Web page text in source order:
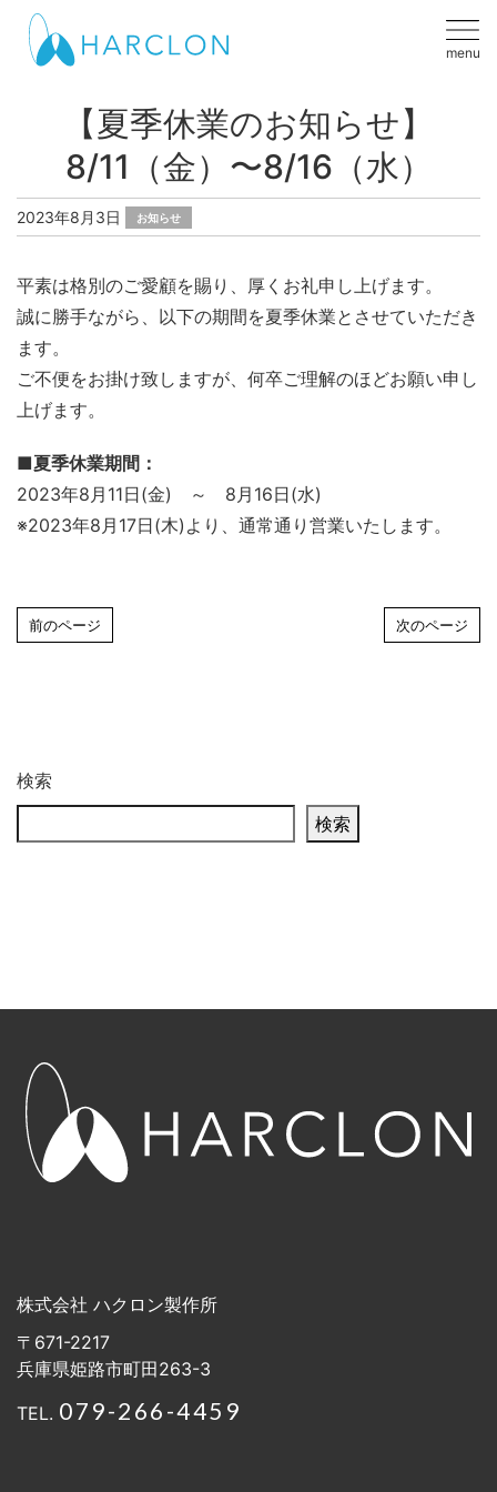
menu
【夏季休業のお知らせ】
8/11（金）〜8/16（水）
2023年8月3日 お知らせ
平素は格別のご愛顧を賜り、厚くお礼申し上げます。
誠に勝手ながら、以下の期間を夏季休業とさせていただき
ます。
ご不便をお掛け致しますが、何卒ご理解のほどお願い申し
上げます。
■夏季休業期間：
2023年8月11日(金) ～ 8月16日(水)
※2023年8月17日(木)より、通常通り営業いたします。
前のページ 次のページ
検索
検索
株式会社 ハクロン製作所
〒671-2217
兵庫県姫路市町田263-3
TEL. 079-266-4459